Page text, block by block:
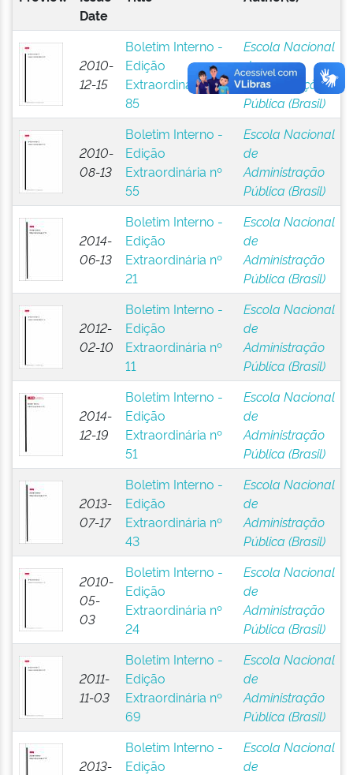
Date
2010-
12-15
Boletim Interno -
Edição
Extraordinária nº
85
Escola Nacional
de
Administração
Pública (Brasil)
2010-
08-13
Boletim Interno -
Edição
Extraordinária nº
55
Escola Nacional
de
Administração
Pública (Brasil)
2014-
06-13
Boletim Interno -
Edição
Extraordinária nº
21
Escola Nacional
de
Administração
Pública (Brasil)
2012-
02-10
Boletim Interno -
Edição
Extraordinária nº
11
Escola Nacional
de
Administração
Pública (Brasil)
2014-
12-19
Boletim Interno -
Edição
Extraordinária nº
51
Escola Nacional
de
Administração
Pública (Brasil)
2013-
07-17
Boletim Interno -
Edição
Extraordinária nº
43
Escola Nacional
de
Administração
Pública (Brasil)
2010-
05-
03
Boletim Interno -
Edição
Extraordinária nº
24
Escola Nacional
de
Administração
Pública (Brasil)
2011-
11-03
Boletim Interno -
Edição
Extraordinária nº
69
Escola Nacional
de
Administração
Pública (Brasil)
2013-
Boletim Interno -
Edição
Escola Nacional
de